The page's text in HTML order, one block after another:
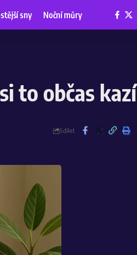
sny Noční můry
to občas kazí
Sdílet